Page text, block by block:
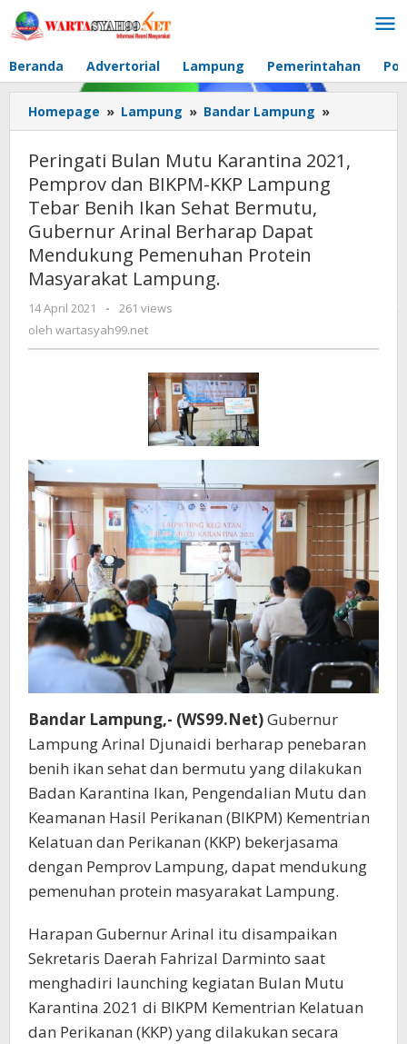
Lewati
ke
Beranda
Advertorial Lampung Pemerintahan
Homepage » Lampung » Bandar Lampung »
Bulan
Karantina
Protein
Lampung.
Peringati Bulan Mutu Karantina 2021,
Pemprov dan BIKPM-KKP Lampung
Tebar Benih Ikan Sehat Bermutu,
Gubernur Arinal Berharap Dapat
Mendukung Pemenuhan Protein
Masyarakat Lampung.
14 April 2021
oleh
wartasyah99.net
-
261 views
oleh wartasyah99.net
Bandar Lampung,- (WS99.Net)Gubernur
Lampung Arinal Djunaidi berharap penebaran
benih ikan sehat dan bermutu yang dilakukan
Badan Karantina Ikan, Pengendalian Mutu dan
Keamanan Hasil Perikanan (BIKPM) Kementrian
Kelatuan dan Perikanan (KKP) bekerjasama
dengan Pemprov Lampung, dapat mendukung
pemenuhan protein masyarakat Lampung.
Harapan Gubernur Arinal itu disampaikan
Sekretaris Daerah Fahrizal Darminto saat
menghadiri launching kegiatan Bulan Mutu
Karantina 2021 di BIKPM Kementrian Kelatuan
dan Perikanan (KKP) yang dilakukan secara